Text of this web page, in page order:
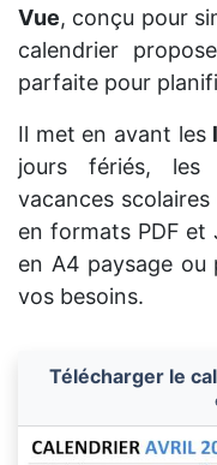
Vue, conçu pour
calendrier
parfaite pour
Il met en avant les
jours fériés, les
vacances
en formats PDF et
en A4 paysage
vos besoins.
Télécharger le